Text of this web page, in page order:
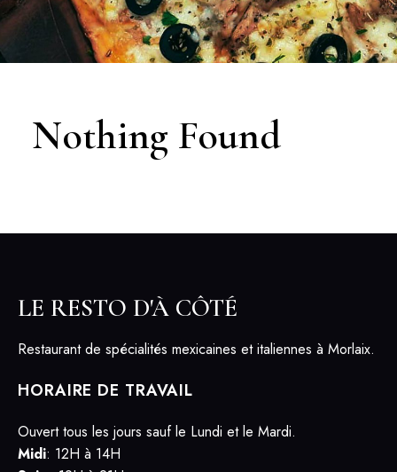
Nothing Found
LE RESTO D'À CÔTÉ
Restaurant de spécialités mexicaines et italiennes à Morlaix.
HORAIRE DE TRAVAIL
Ouvert tous les jours sauf le Lundi et le Mardi.
Midi: 12H à 14H